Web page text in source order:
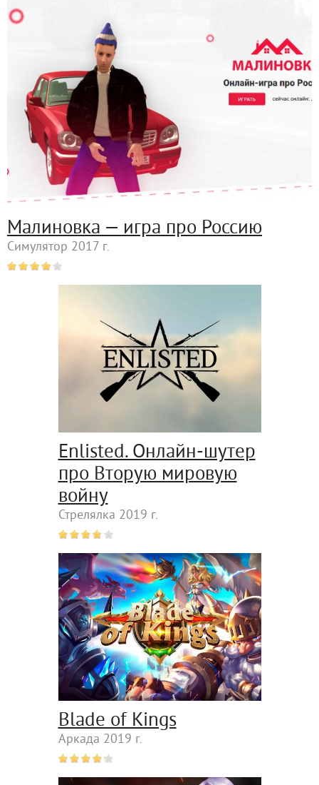
Малиновка — игра про Россию
Симулятор 2017 г.
Enlisted. Онлайн-шутер
про Вторую мировую
войну
Стрелялка 2019 г.
Blade of Kings
Аркада 2019 г.